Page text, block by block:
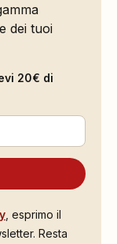
dei tuoi
20€ di
, esprimo il
Resta